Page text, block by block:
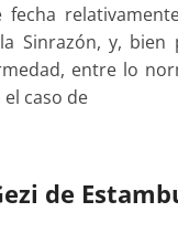
Sinrazón, y,
entre lo
caso de
de